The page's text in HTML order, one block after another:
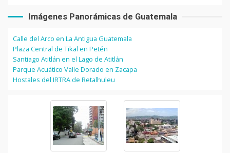
Imágenes Panorámicas de Guatemala
Calle del Arco en La Antigua Guatemala
Plaza Central de Tikal en Petén
Santiago Atitlán en el Lago de Atitlán
Parque Acuático Valle Dorado en Zacapa
Hostales del IRTRA de Retalhuleu